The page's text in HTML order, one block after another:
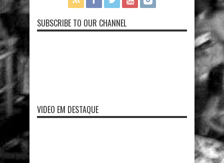
SUBSCRIBE TO OUR CHANNEL
VIDEO EM DESTAQUE